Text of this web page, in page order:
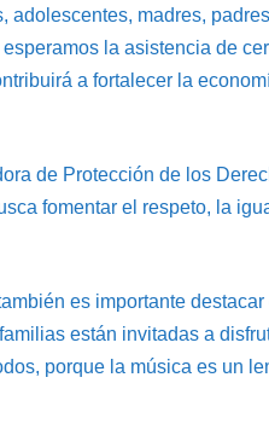
madres,
la asistencia de
a fortalecer la
de Protección de los
fomentar el respeto, la
es importante
están invitadas a
porque la música es un